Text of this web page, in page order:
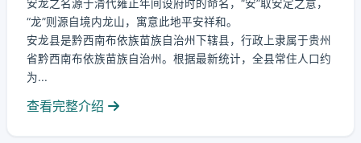
安龙之名源于清代雍正年间设府时的命名，“安”取安定之意，
“龙”则源自境内龙山，寓意此地平安祥和。
安龙县是黔西南布依族苗族自治州下辖县，行政上隶属于贵州
省黔西南布依族苗族自治州。根据最新统计，全县常住人口约
为...
查看完整介绍